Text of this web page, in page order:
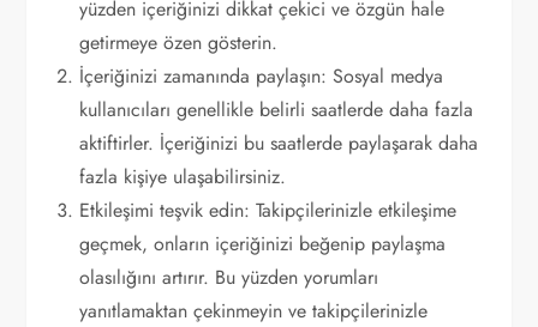
yüzden içeriğinizi dikkat çekici ve özgün hale
getirmeye özen gösterin.
İçeriğinizi zamanında paylaşın: Sosyal medya
kullanıcıları genellikle belirli saatlerde daha fazla
aktiftirler. İçeriğinizi bu saatlerde paylaşarak daha
fazla kişiye ulaşabilirsiniz.
Etkileşimi teşvik edin: Takipçilerinizle etkileşime
geçmek, onların içeriğinizi beğenip paylaşma
olasılığını artırır. Bu yüzden yorumları
yanıtlamaktan çekinmeyin ve takipçilerinizle